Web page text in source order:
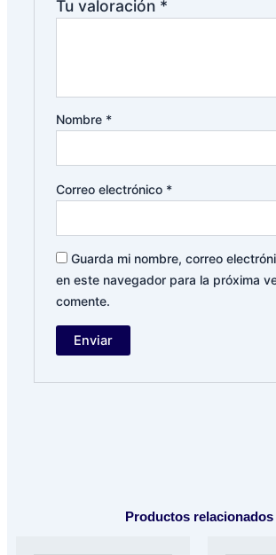
Tu valoración *
Nombre *
Correo electrónico *
Guarda mi nombre, correo
en este navegador para la próxima
comente.
Productos relacionados